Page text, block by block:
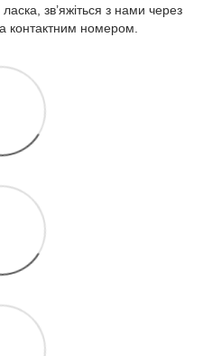
зв’яжіться з нами через
контактним номером.